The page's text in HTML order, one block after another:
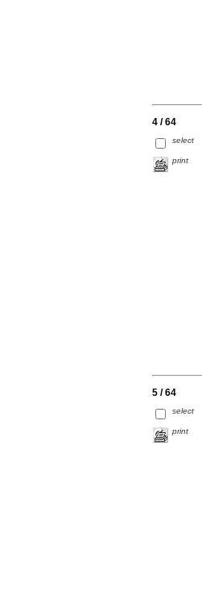
4 / 64
select
print
5 / 64
select
print